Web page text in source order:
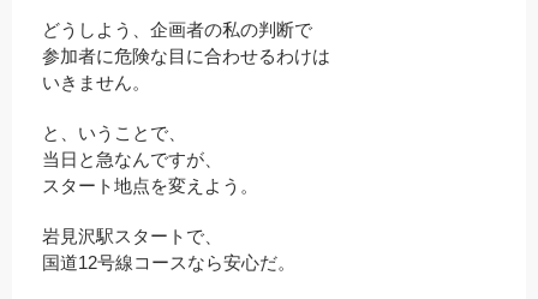
どうしよう、企画者の私の判断で
参加者に危険な目に合わせるわけは
いきません。
と、いうことで、
当日と急なんですが、
スタート地点を変えよう。
岩見沢駅スタートで、
国道12号線コースなら安心だ。